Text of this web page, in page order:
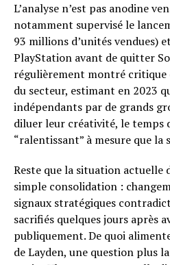
L’analyse n’est pas anodine
notamment supervisé le
93 millions d’unités vendues)
PlayStation avant de quitter
régulièrement montré critique
du secteur, estimant en 2023
indépendants par de grands
diluer leur créativité, le temps
“ralentissant” à mesure que
Reste que la situation actuelle
simple consolidation :
signaux stratégiques
sacrifiés quelques jours après
publiquement. De quoi
de Layden, une question plus